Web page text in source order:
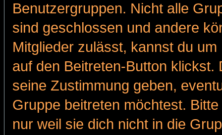
Benutzergruppen. Nicht alle
sind geschlossen und andere
Mitglieder zulässt, kannst du
auf den Beitreten-Button
seine Zustimmung geben,
Gruppe beitreten möchtest.
nur weil sie dich nicht in die